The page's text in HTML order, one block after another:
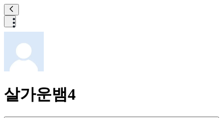
살가운뱀4